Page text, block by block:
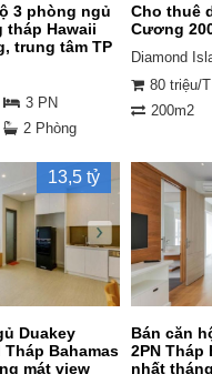
3 phòng ngủ
tháp Hawaii
trung tâm TP
3 PN
2 Phòng
Cho thuê
Cương
Diamond
80 triệu/T
200m2
13,5 tỷ
Duakey
Bahamas
mát view
Bán căn
2PN Tháp
nhất